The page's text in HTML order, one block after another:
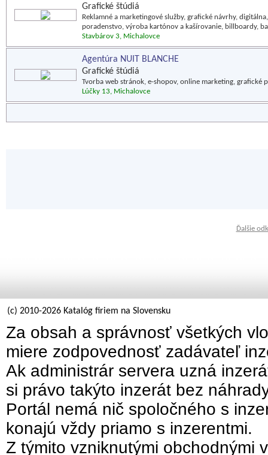
Grafické štúdiá
Reklamné a marketingové služby, grafické návrhy,
poradenstvo, výroba kartónov a kašírovanie, billboardy,
Stavbárov 3, Michalovce
Agentúra NUIT BLANCHE
Grafické štúdiá
Tvorba web stránok, e-shopov, online marketing, grafické
Lúčky 13, Michalovce
Ďalšie
(c) 2010-2026 Katalóg firiem na Slovensku
Za obsah a správnosť všetkých
miere zodpovednosť zadávateľ
Ak administrár servera uzná
si právo takýto inzerát bez
Portál nemá nič spoločného s
konajú vždy priamo s inzerentmi.
Z týmito vzniknutými obchodnými